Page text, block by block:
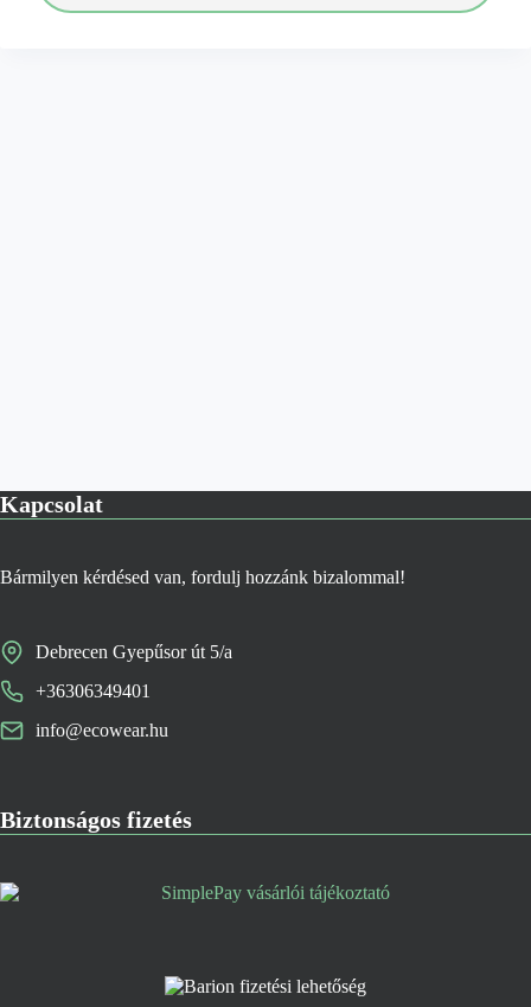
Kapcsolat
Bármilyen kérdésed van, fordulj hozzánk bizalommal!
Debrecen Gyepűsor út 5/a
+36306349401
info@ecowear.hu
Biztonságos fizetés